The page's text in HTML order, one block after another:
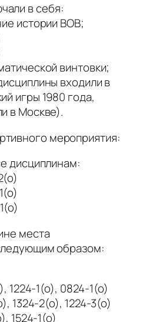
в себя:
истории ВОВ;
винтовки;
входили в
игры 1980 года,
в Москве).
мероприятия:
дисциплинам:
места
образом:
1224-1(о), 0824-1(о)
1324-2(о), 1224-3(о)
1524-1(о)